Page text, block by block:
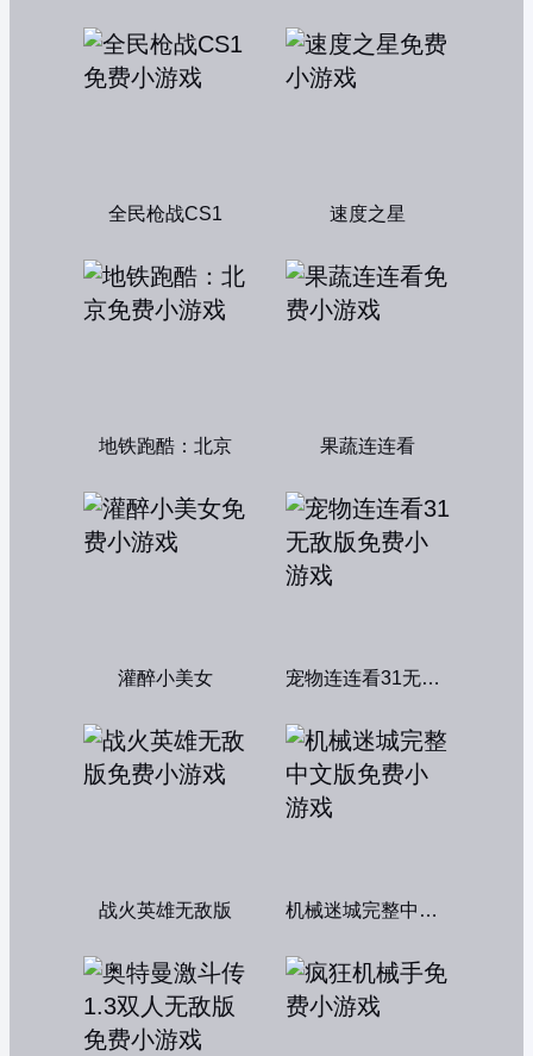
全民枪战CS1 速度之星
地铁跑酷：北京 果蔬连连看
灌醉小美女 宠物连连看31无敌版
战火英雄无敌版 机械迷城完整中文版